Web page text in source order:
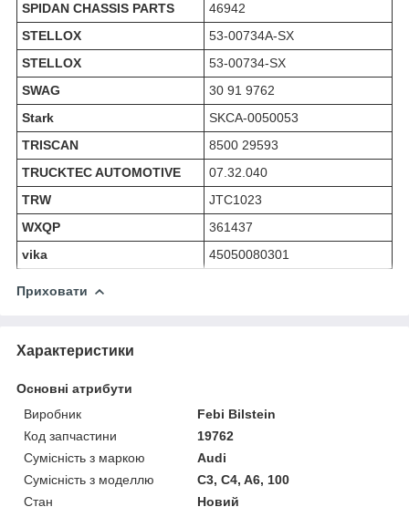
SPIDAN CHASSIS PARTS
46942
STELLOX
53-00734A-SX
STELLOX
53-00734-SX
SWAG
30 91 9762
Stark
SKCA-0050053
TRISCAN
8500 29593
TRUCKTEC AUTOMOTIVE
07.32.040
TRW
JTC1023
WXQP
361437
vika
45050080301
Приховати
Характеристики
Основні атрибути
Виробник
Febi Bilstein
Код запчастини
19762
Сумісність з маркою
Audi
Сумісність з моделлю
C3, C4, A6, 100
Стан
Новий